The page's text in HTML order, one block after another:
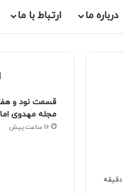
درباره ما ارتباط با ما
قسمت نود و
مجله مهدوی
16 ساعت پیش